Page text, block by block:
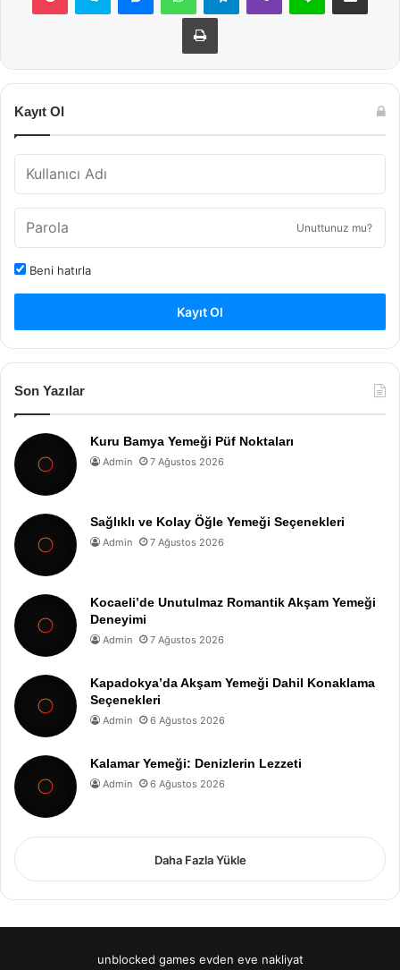
Yazdır
Kayıt Ol
Unuttunuz mu?
Beni hatırla
Kayıt Ol
Son Yazılar
Kuru Bamya Yemeği Püf Noktaları
Admin 7 Ağustos 2026
Sağlıklı ve Kolay Öğle Yemeği Seçenekleri
Admin 7 Ağustos 2026
Kocaeli’de Unutulmaz Romantik Akşam Yemeği
Deneyimi
Admin 7 Ağustos 2026
Kapadokya’da Akşam Yemeği Dahil Konaklama
Seçenekleri
Admin 6 Ağustos 2026
Kalamar Yemeği: Denizlerin Lezzeti
Admin 6 Ağustos 2026
Daha Fazla Yükle
unblocked games evden eve nakliyat